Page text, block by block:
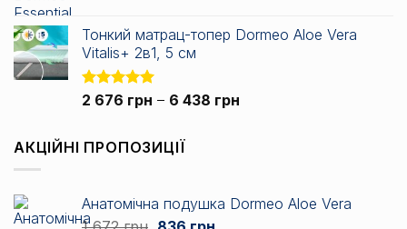
344 грн
Тонкий матрац-топер Dormeo Aloe Vera
Vitalis+ 2в1, 5 см
Оцінено в
2 676 грн – 6 438 грн
6
АКЦІЙНІ ПРОПОЗИЦІЇ
Анатомічна подушка Dormeo Aloe Vera